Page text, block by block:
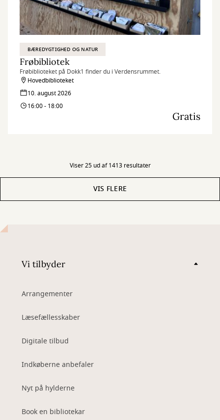
BÆREDYGTIGHED OG NATUR
Frøbibliotek
Frøbiblioteket på Dokk1 finder du i Verdensrummet.
Hovedbiblioteket
10. august 2026
16:00 - 18:00
Gratis
Viser 25 ud af 1413 resultater
VIS FLERE
Vi tilbyder
Arrangementer
Læsefællesskaber
Digitale tilbud
Indkøberne anbefaler
Nyt på hylderne
Book en bibliotekar